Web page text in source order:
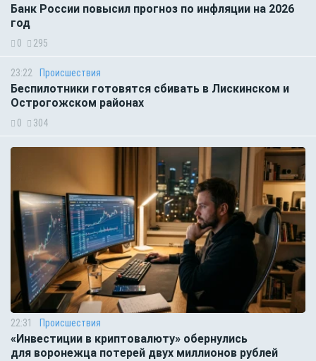
Банк России повысил прогноз по инфляции на 2026
год
0 295
23:22 Происшествия
Беспилотники готовятся сбивать в Лискинском и
Острогожском районах
0 304
22:31 Происшествия
«Инвестиции в криптовалюту» обернулись
для воронежца потерей двух миллионов рублей